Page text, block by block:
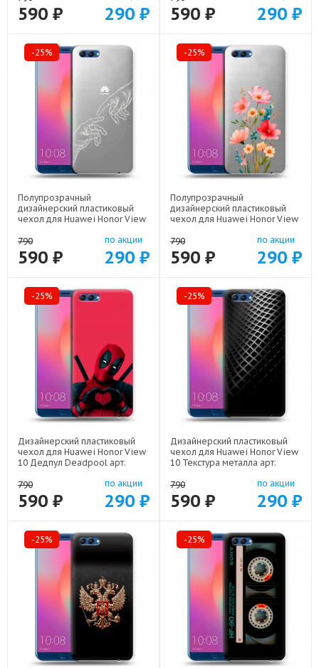
590 ₽ 290 ₽ 590 ₽ 290 ₽
-25%
Полупрозрачный
дизайнерский пластиковый
чехол для Huawei Honor View
56860-22436
790
590 ₽
по акции
290 ₽
-25%
Полупрозрачный
дизайнерский пластиковый
чехол для Huawei Honor View
790
590 ₽
по акции
290 ₽
-25%
Дизайнерский пластиковый
чехол для Huawei Honor View
10 Дедпул Deadpool арт:
790
590 ₽
по акции
290 ₽
-25%
Дизайнерский пластиковый
чехол для Huawei Honor View
10 Текстура металла арт:
790
590 ₽
по акции
290 ₽
-25% -25%